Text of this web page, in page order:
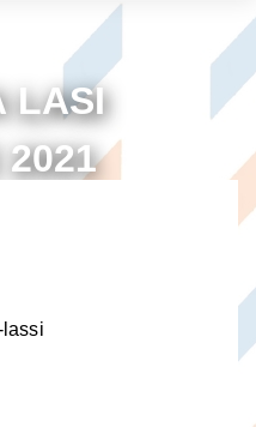
LASI
2021